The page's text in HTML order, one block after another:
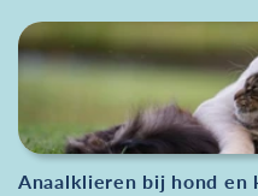
Anaalklieren bij hond en